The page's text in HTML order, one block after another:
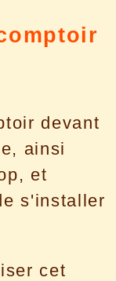
devant
ainsi
et
s'installer
cet